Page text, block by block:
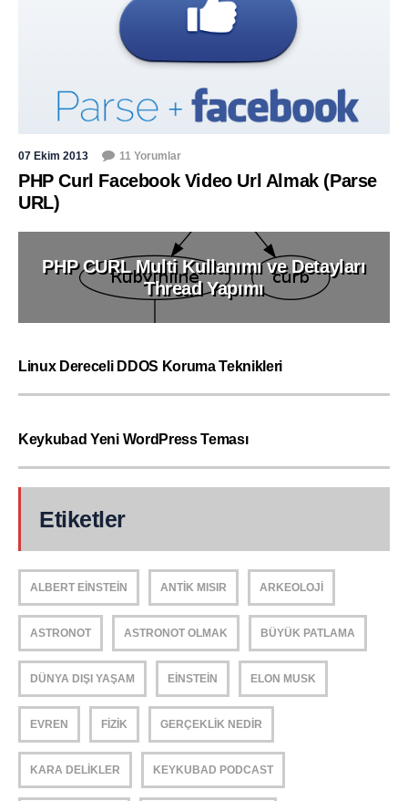
07 Ekim 2013 11 Yorumlar
PHP Curl Facebook Video Url Almak (Parse
URL)
PHP CURL Multi Kullanımı ve Detayları
Thread Yapımı
Linux Dereceli DDOS Koruma Teknikleri
Keykubad Yeni WordPress Teması
Etiketler
ALBERT EINSTEIN ANTIK MISIR ARKEOLOJI
ASTRONOT ASTRONOT OLMAK BÜYÜK PATLAMA
DÜNYA DIŞI YAŞAM EINSTEIN ELON MUSK
EVREN FIZIK GERÇEKLIK NEDIR
KARA DELIKLER KEYKUBAD PODCAST